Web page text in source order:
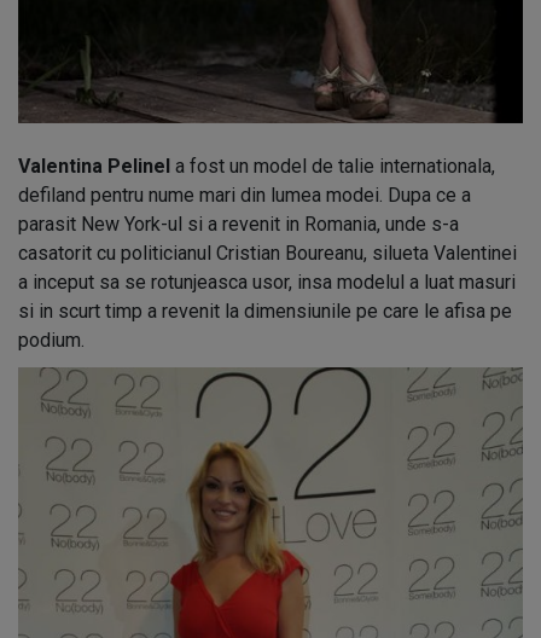
Valentina Pelinel a fost un model de talie internationala,
defiland pentru nume mari din lumea modei. Dupa ce a
parasit New York-ul si a revenit in Romania, unde s-a
casatorit cu politicianul Cristian Boureanu, silueta Valentinei
a inceput sa se rotunjeasca usor, insa modelul a luat masuri
si in scurt timp a revenit la dimensiunile pe care le afisa pe
podium.